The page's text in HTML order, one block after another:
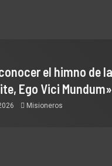
el himno de
Ego Vici Mundum»
Misioneros